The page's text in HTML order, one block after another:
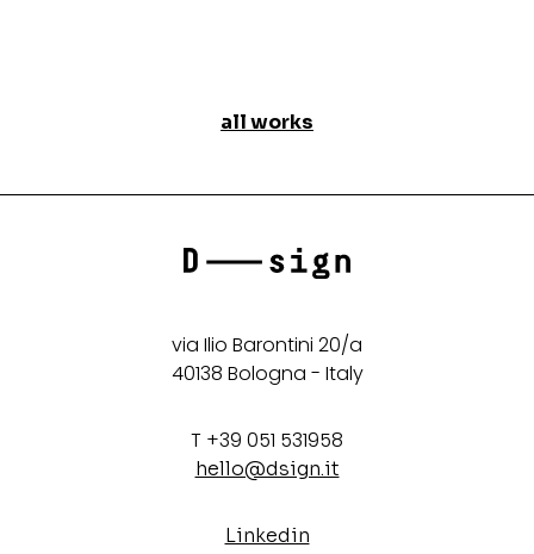
all works
via Ilio Barontini 20/a
40138 Bologna - Italy
T +39 051 531958
hello@dsign.it
Linkedin